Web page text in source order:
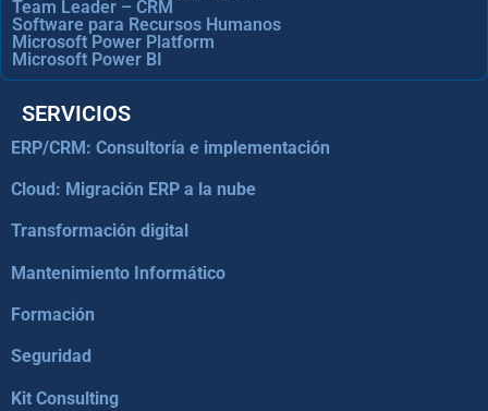
Team Leader – CRM
Software para Recursos Humanos
Microsoft Power Platform
Microsoft Power BI
SERVICIOS
ERP/CRM: Consultoría e implementación
Cloud: Migración ERP a la nube
Transformación digital
Mantenimiento Informático
Formación
Seguridad
Kit Consulting